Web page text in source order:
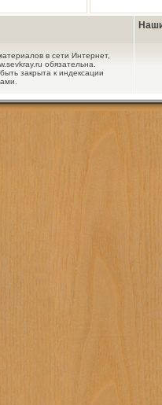
в сети Интернет,
обязательна.
закрыта к индексации